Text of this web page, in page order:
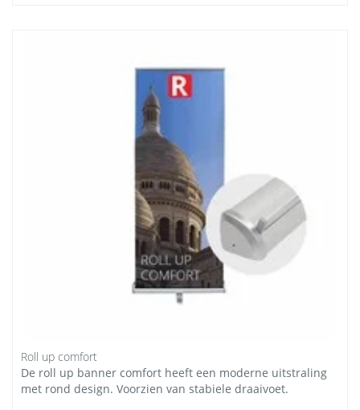
Roll up comfort
De roll up banner comfort heeft een moderne uitstraling
met rond design. Voorzien van stabiele draaivoet.